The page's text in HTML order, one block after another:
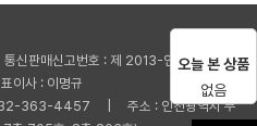
판매신고번호 : 제 2013-인천부평-001
사 : 이명규
363-4457 | 주소 : 인천광역시 부
오늘 본 상품
없음